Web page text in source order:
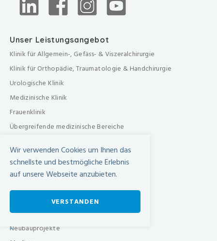
Unser Leistungsangebot
Klinik für Allgemein-, Gefäss- & Viszeralchirurgie
Klinik für Orthopädie, Traumatologie & Handchirurgie
Urologische Klinik
Medizinische Klinik
Frauenklinik
Übergreifende medizinische Bereiche
Beratungen & Dienste
Therapien
Organisation
Neubauprojekte
Wir verwenden Cookies um Ihnen das
schnellste und bestmögliche Erlebnis
auf unsere Webseite anzubieten.
VERSTANDEN
-